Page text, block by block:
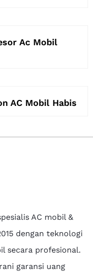
Ac Mobil
AC Mobil Habis
AC mobil &
dengan teknologi
secara profesional.
garansi uang